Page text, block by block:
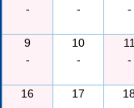
-
-
-
9
-
10
-
-
16
17